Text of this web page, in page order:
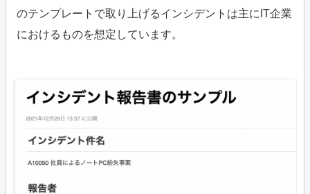
のテンプレートで取り上げるインシデントは主にIT企業
におけるものを想定しています。